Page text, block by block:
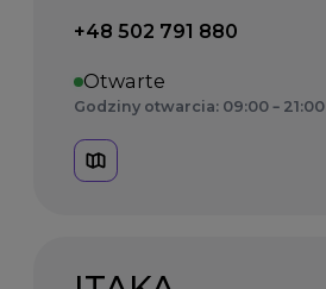
Telefon kontaktowy:
+48 502 791 880
Otwarte
Godziny otwarcia: 09:00 – 21:00